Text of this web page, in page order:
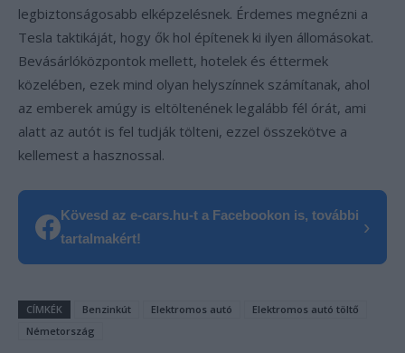
legbiztonságosabb elképzelésnek. Érdemes megnézni a
Tesla taktikáját, hogy ők hol építenek ki ilyen állomásokat.
Bevásárlóközpontok mellett, hotelek és éttermek
közelében, ezek mind olyan helyszínnek számítanak, ahol
az emberek amúgy is eltöltenének legalább fél órát, ami
alatt az autót is fel tudják tölteni, ezzel összekötve a
kellemest a hasznossal.
Kövesd az e-cars.hu-t a Facebookon is, további
tartalmakért!
›
CÍMKÉK Benzinkút Elektromos autó
Elektromos autó töltő
Németország